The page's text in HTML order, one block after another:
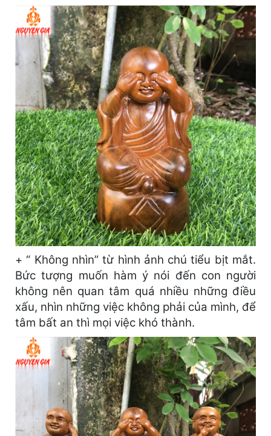
+ “ Không nhìn” từ hình ảnh chú tiểu bịt mắt.
Bức tượng muốn hàm ý nói đến con người
không nên quan tâm quá nhiều những điều
xấu, nhìn những việc không phải của mình, để
tâm bất an thì mọi việc khó thành.